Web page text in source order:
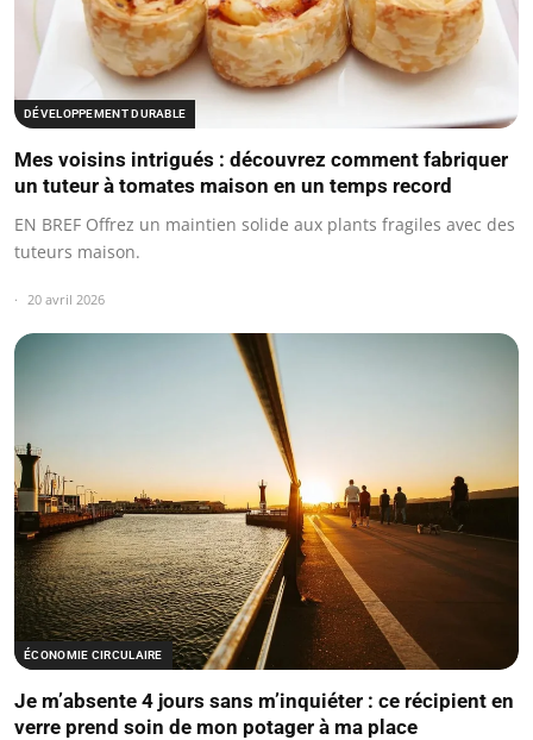
DÉVELOPPEMENT DURABLE
Mes voisins intrigués : découvrez comment fabriquer
un tuteur à tomates maison en un temps record
EN BREF Offrez un maintien solide aux plants fragiles avec des
tuteurs maison.
20 avril 2026
ÉCONOMIE CIRCULAIRE
Je m’absente 4 jours sans m’inquiéter : ce récipient en
verre prend soin de mon potager à ma place